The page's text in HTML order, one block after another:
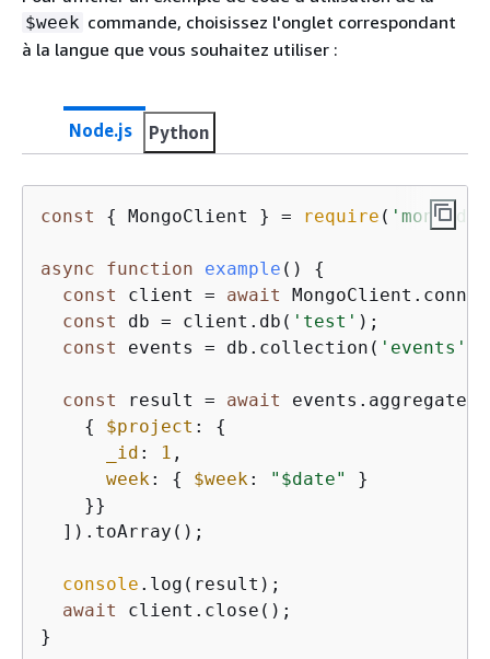
$week commande, choisissez l'onglet correspondant
à la langue que vous souhaitez utiliser :
Node.js Python
const { MongoClient } = require ( 'mongodb'
async function example ( ) {
const
client = await
const
db = client.db( 'test' );
const
events = db.collection( 'events'
const result = await
events.aggregate([
{
$project : {
_id : 1 ,
week: { $week: "$date"
}
    }}
  ]).toArray();
console .log(result);
await
client.close();
}